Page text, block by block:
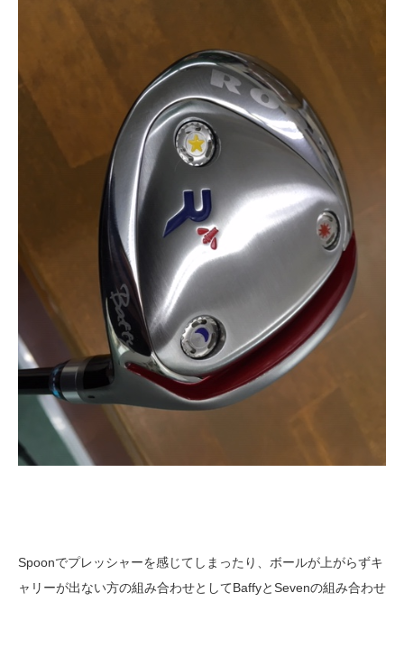
Spoonでプレッシャーを感じてしまったり、ボールが上がらずキ
ャリーが出ない方の組み合わせとしてBaffyとSevenの組み合わせ